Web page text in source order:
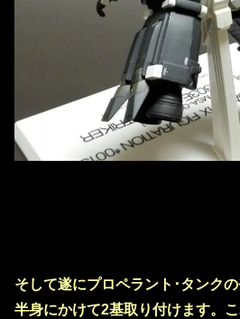
そして遂にプロペラント･タンク
半身にかけて2基取り付けます。